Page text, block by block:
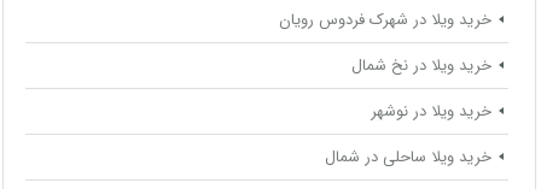
خرید ویلا در شهرک فردوس رویان
خرید ویلا در نخ شمال
خرید ویلا در نوشهر
خرید ویلا ساحلی در شمال